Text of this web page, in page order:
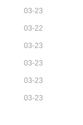
03-23
03-22
03-23
03-23
03-23
03-23